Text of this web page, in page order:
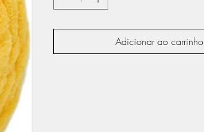
Adicionar ao carrinho